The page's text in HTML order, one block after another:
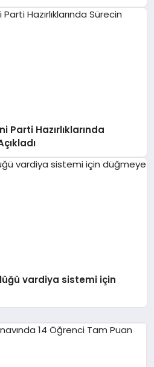
Parti Hazırlıklarında
vardiya sistemi için